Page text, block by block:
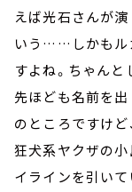
えば光石さんが
いう……しかもル
すよね。ちゃんと
先ほども名前を出
のところですけ
狂犬系ヤクザの
イラインを引い